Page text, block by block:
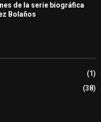
de la serie biográfica
Bolaños
(1)
(38)